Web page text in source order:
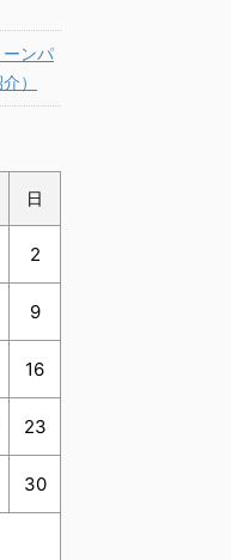
ーンパ
）
日
2
9
16
23
30